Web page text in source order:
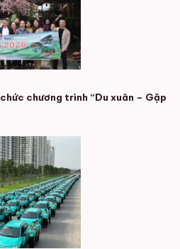
chương trình “Du xuân – Gặp